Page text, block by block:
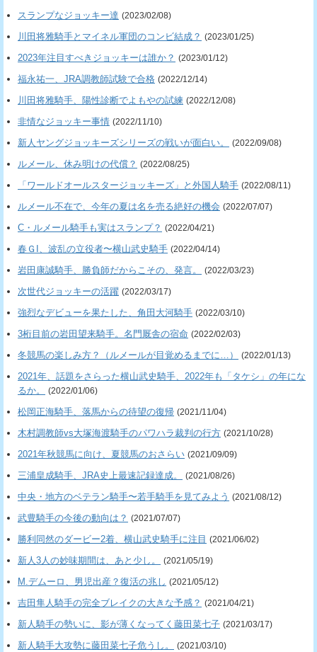
スランプなジョッキー達 (2023/02/08)
川田将雅騎手とマイネル軍団のコンビ結成？ (2023/01/25)
2023年注目すべきジョッキーは誰か？ (2023/01/12)
福永祐一、JRA調教師試験で合格 (2022/12/14)
川田将雅騎手、陽性診断でよもやの試練 (2022/12/08)
非情なジョッキー事情 (2022/11/10)
新人ヤングジョッキーズシリーズの戦いが面白い。 (2022/09/08)
ルメール、休み明けの代償？ (2022/08/25)
「ワールドオールスタージョッキーズ」と外国人騎手 (2022/08/11)
ルメール不在で、今年の夏は名を売る絶好の機会 (2022/07/07)
C・ルメール騎手も実はスランプ？ (2022/04/21)
春ＧI、波乱の立役者〜横山武史騎手 (2022/04/14)
岩田康誠騎手、勝負師だからこその、発言。 (2022/03/23)
次世代ジョッキーの活躍 (2022/03/17)
強烈なデビューを果たした、角田大河騎手 (2022/03/10)
3桁目前の岩田望来騎手。名門厩舎の宿命 (2022/02/03)
冬競馬の楽しみ方？（ルメールが目覚めるまでに…） (2022/01/13)
2021年、話題をさらった横山武史騎手、2022年も「タケシ」の年にな
るか。
(2022/01/06)
松岡正海騎手、落馬からの待望の復帰 (2021/11/04)
木村調教師vs大塚海渡騎手のパワハラ裁判の行方 (2021/10/28)
2021年秋競馬に向け、夏競馬のおさらい (2021/09/09)
三浦皇成騎手、JRA史上最速記録達成。 (2021/08/26)
中央・地方のベテラン騎手〜若手騎手を見てみよう (2021/08/12)
武豊騎手の今後の動向は？ (2021/07/07)
勝利同然のダービー2着、横山武史騎手に注目 (2021/06/02)
新人3人の妙味期間は、あと少し。 (2021/05/19)
M.デムーロ、男児出産？復活の兆し (2021/05/12)
吉田隼人騎手の完全ブレイクの大きな予感？ (2021/04/21)
新人騎手の勢いに、影が薄くなってく藤田菜七子 (2021/03/17)
新人騎手大攻勢に藤田菜七子危うし。 (2021/03/10)